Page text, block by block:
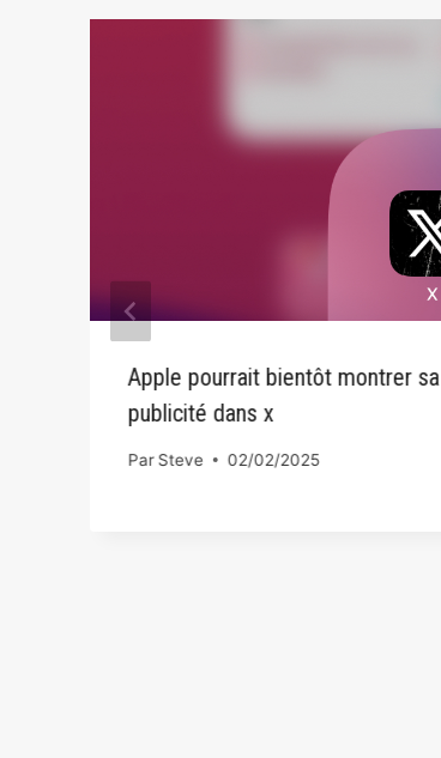
Apple pourrait bientôt montrer sa
publicité dans x
ParSteve 02/02/2025